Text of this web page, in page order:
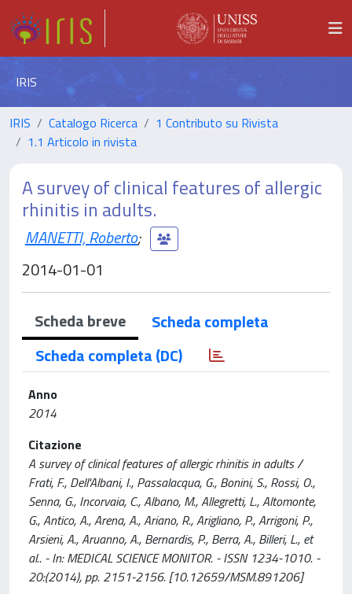
IRIS
IRIS Catalogo Ricerca
1 Contributo su Rivista
1.1 Articolo in rivista
A survey of clinical features of allergic
rhinitis in adults.
MANETTI, Roberto;
2014-01-01
Scheda breve
Scheda completa
Scheda completa (DC)
Anno
2014
Citazione
A survey of clinical features of allergic rhinitis in adults /
Frati, F., Dell'Albani, I., Passalacqua, G., Bonini, S., Rossi, O.,
Senna, G., Incorvaia, C., Albano, M., Allegretti, L., Altomonte,
G., Antico, A., Arena, A., Ariano, R., Arigliano, P., Arrigoni, P.,
Arsieni, A., Aruanno, A., Bernardis, P., Berra, A., Billeri, L., et
al.. - In: MEDICAL SCIENCE MONITOR. - ISSN 1234-1010. -
20:(2014), pp. 2151-2156. [10.12659/MSM.891206]